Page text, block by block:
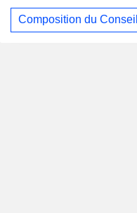
Composition du